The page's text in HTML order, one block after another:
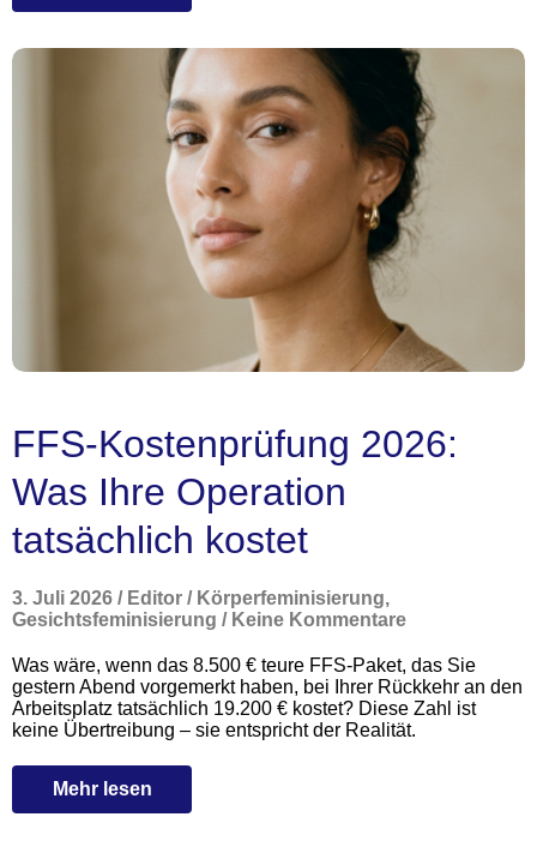
FFS-Kostenprüfung 2026:
Was Ihre Operation
tatsächlich kostet
3. Juli 2026 / Editor / Körperfeminisierung,
Gesichtsfeminisierung / Keine Kommentare
Was wäre, wenn das 8.500 € teure FFS-Paket, das Sie
gestern Abend vorgemerkt haben, bei Ihrer Rückkehr an den
Arbeitsplatz tatsächlich 19.200 € kostet? Diese Zahl ist
keine Übertreibung – sie entspricht der Realität.
Mehr lesen